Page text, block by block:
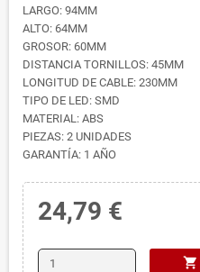
LARGO: 94MM
ALTO: 64MM
GROSOR: 60MM
DISTANCIA TORNILLOS: 45MM
LONGITUD DE CABLE: 230MM
TIPO DE LED: SMD
MATERIAL: ABS
PIEZAS: 2 UNIDADES
GARANTÍA: 1 AÑO
24,79 €
shopping_cart